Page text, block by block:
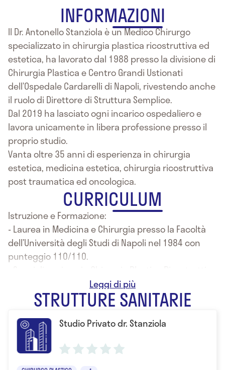
INFORMAZIONI
Il Dr. Antonello Stanziola è un Medico Chirurgo
specializzato in chirurgia plastica ricostruttiva ed
estetica, ha lavorato dal 1988 presso la divisione di
Chirurgia Plastica e Centro Grandi Ustionati
dell’Ospedale Cardarelli di Napoli, rivestendo anche
il ruolo di Direttore di Struttura Semplice.
Dal 2019 ha lasciato ogni incarico ospedaliero e
lavora unicamente in libera professione presso il
proprio studio.
Vanta oltre 35 anni di esperienza in chirurgia
estetica, medicina estetica, chirurgia ricostruttiva
post traumatica ed oncologica.
CURRICULUM
Istruzione e Formazione:
- Laurea in Medicina e Chirurgia presso la Facoltà
dell’Università degli Studi di Napoli nel 1984 con
punteggio 110/110.
ed estetica della Facoltà di Medicina e Chirurgia di
Napoli.
Nel 1984 ha iniziato la frequenza presso la Divisione
di Chirurgia Pediatrica dell’Ospedale Santobono di
Napoli ex USL40, dedicandosi ai problemi inerenti la
Chirurgia Plastica in ambito pediatrico (chirurgia
delle malformazioni congenite) ed alla terapia
STRUTTURE SANITARIE
Studio Privato dr. Stanziola